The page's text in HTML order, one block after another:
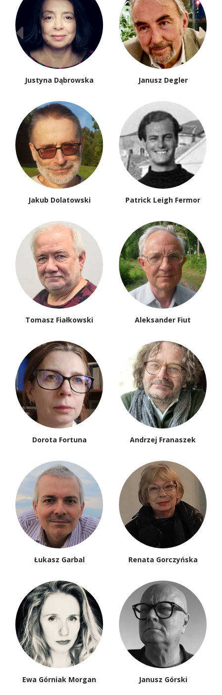
Justyna Dąbrowska Janusz Degler
Jakub Dolatowski Patrick Leigh Fermor
Tomasz Fiałkowski Aleksander Fiut
Dorota Fortuna Andrzej Franaszek
Łukasz Garbal Renata Gorczyńska
Ewa Górniak Morgan Janusz Górski